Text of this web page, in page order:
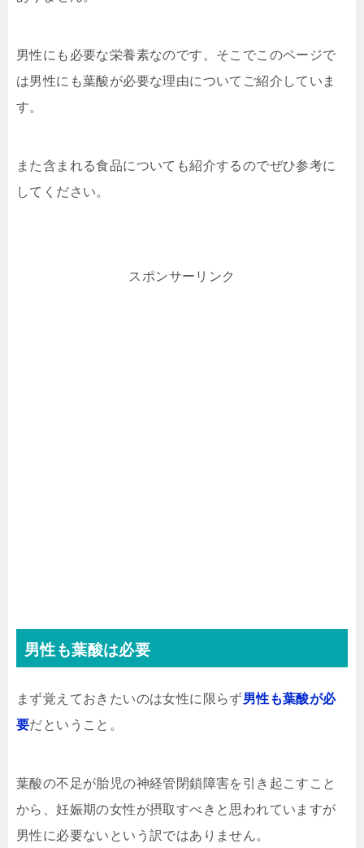
男性にも必要な栄養素なのです。そこでこのページで
は男性にも葉酸が必要な理由についてご紹介していま
す。
また含まれる食品についても紹介するのでぜひ参考に
してください。
スポンサーリンク
男性も葉酸は必要
まず覚えておきたいのは女性に限らず男性も葉酸が必
要だということ。
葉酸の不足が胎児の神経管閉鎖障害を引き起こすこと
から、妊娠期の女性が摂取すべきと思われていますが
男性に必要ないという訳ではありません。